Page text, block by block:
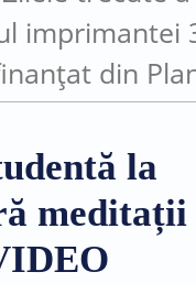
imprimantei
din
(PNRR).
la
meditații